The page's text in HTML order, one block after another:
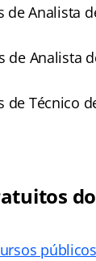
de Analista
de Analista
de Técnico
públicos